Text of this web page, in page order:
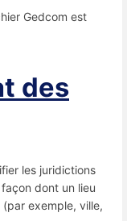
Gedcom est
des
les juridictions
dont un lieu
exemple, ville,